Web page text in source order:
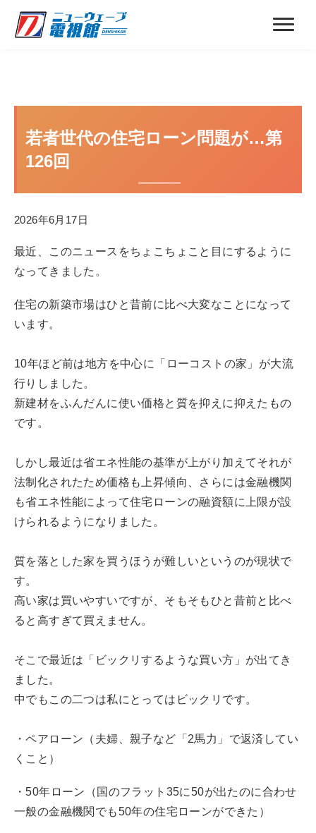
若者世代の住宅ローン問題が…第
126回
2026年6月17日
最近、このニュースをちょこちょこと目にするように
なってきました。
住宅の新築市場はひと昔前に比べ大変なことになって
います。
10年ほど前は地方を中心に「ローコストの家」が大流
行りしました。
新建材をふんだんに使い価格と質を抑えに抑えたもの
です。
しかし最近は省エネ性能の基準が上がり加えてそれが
法制化されたため価格も上昇傾向、さらには金融機関
も省エネ性能によって住宅ローンの融資額に上限が設
けられるようになりました。
質を落とした家を買うほうが難しいというのが現状で
す。
高い家は買いやすいですが、そもそもひと昔前と比べ
ると高すぎて買えません。
そこで最近は「ビックリするような買い方」が出てき
ました。
中でもこの二つは私にとってはビックリです。
・ペアローン（夫婦、親子など「2馬力」で返済してい
くこと）
・50年ローン（国のフラット35に50が出たのに合わせ
一般の金融機関でも50年の住宅ローンができた）